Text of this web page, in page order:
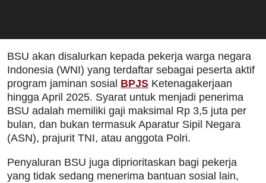
BSU akan disalurkan kepada pekerja warga negara
Indonesia (WNI) yang terdaftar sebagai peserta aktif
program jaminan sosial BPJS Ketenagakerjaan
hingga April 2025. Syarat untuk menjadi penerima
BSU adalah memiliki gaji maksimal Rp 3,5 juta per
bulan, dan bukan termasuk Aparatur Sipil Negara
(ASN), prajurit TNI, atau anggota Polri.
Penyaluran BSU juga diprioritaskan bagi pekerja
yang tidak sedang menerima bantuan sosial lain,